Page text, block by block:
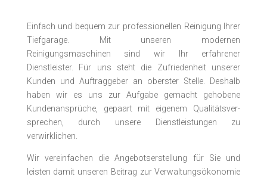
Einfach und bequem zur professionellen Reinigung Ihrer
Tiefgarage. Mit unseren modernen
Reinigungsmaschinen sind wir Ihr erfahrener
Dienstleister. Für uns steht die Zufriedenheit unserer
Kunden und Auftrag­geber an oberster Stelle. Deshalb
haben wir es uns zur Aufgabe gemacht ge­hobene
Kunden­an­sprüche, ge­paart mit eigenem Qualitäts­ver­
sprechen, durch unsere Dienst­­leistungen zu
verwirklichen.
Wir vereinfachen die Angebotserstellung für Sie und
leisten damit unseren Beitrag zur Verwaltungsökonomie